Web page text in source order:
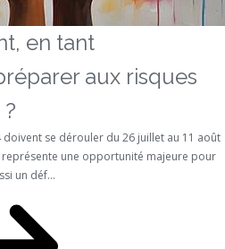
en tant
aux risques
doivent se dérouler du 26 juillet au 11 août
une opportunité majeure pour
un déf...